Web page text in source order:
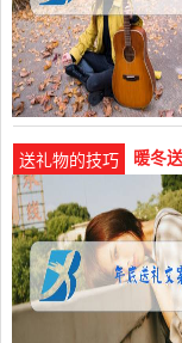
送礼物的技巧 暖冬